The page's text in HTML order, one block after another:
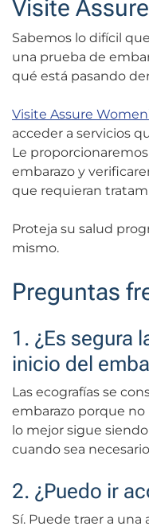
Visite
Sabemos lo difícil
una prueba de
qué está pasando
Visite Assure
acceder a servicios
Le
embarazo y
que requieran
Proteja su salud
mismo.
Preguntas
1. ¿Es segura
inicio del
Las ecografías se
embarazo porque
lo mejor sigue
cuando sea
2. ¿Puedo ir
Sí. Puede traer a una